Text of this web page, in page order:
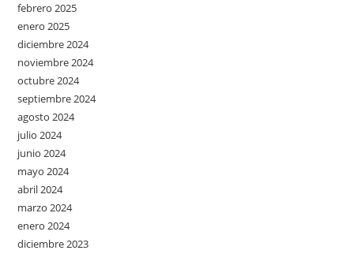
febrero 2025
enero 2025
diciembre 2024
noviembre 2024
octubre 2024
septiembre 2024
agosto 2024
julio 2024
junio 2024
mayo 2024
abril 2024
marzo 2024
enero 2024
diciembre 2023